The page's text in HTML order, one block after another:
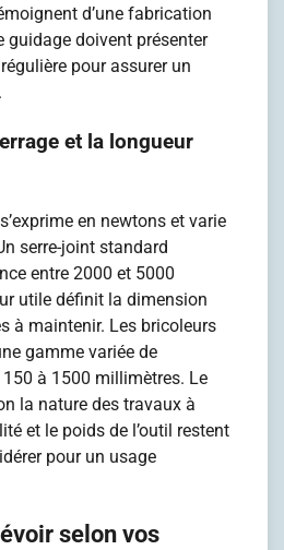
d’une fabrication
guidage doivent présenter
pour assurer un
et la longueur
en newtons et varie
serre-joint standard
entre 2000 et 5000
utile définit la dimension
à maintenir. Les bricoleurs
gamme variée de
à 1500 millimètres. Le
la nature des travaux à
et le poids de l’outil restent
pour un usage
selon vos